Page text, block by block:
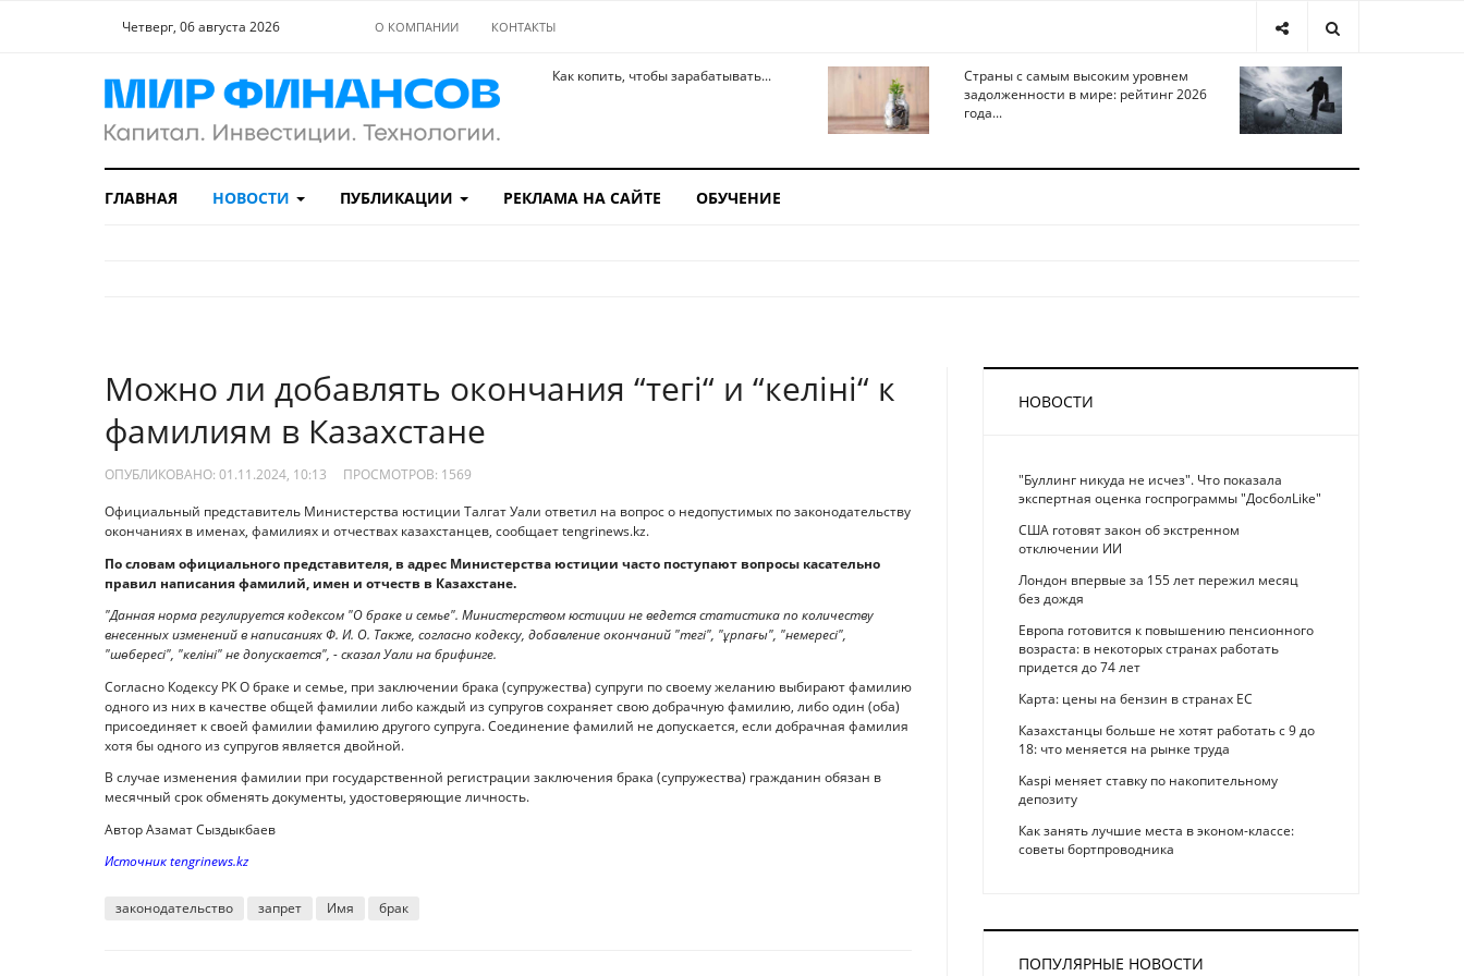
Четверг, 06 августа 2026 О КОМПАНИИ КОНТАКТЫ
Как копить, чтобы зарабатывать...
Страны с самым высоким уровнем
задолженности в мире: рейтинг 2026
года...
ГЛАВНАЯ НОВОСТИ ПУБЛИКАЦИИ РЕКЛАМА НА САЙТЕ ОБУЧЕНИЕ
Можно ли добавлять окончания “тегі“ и “келіні“ к
фамилиям в Казахстане
ОПУБЛИКОВАНО: 01.11.2024, 10:13 ПРОСМОТРОВ: 1569
Официальный представитель Министерства юстиции Талгат Уали ответил на вопрос о недопустимых по законодательству
окончаниях в именах, фамилиях и отчествах казахстанцев, сообщает tengrinews.kz.
По словам официального представителя, в адрес Министерства юстиции часто поступают вопросы касательно
правил написания фамилий, имен и отчеств в Казахстане.
"Данная норма регулируется кодексом "О браке и семье". Министерством юстиции не ведется статистика по количеству
внесенных изменений в написаниях Ф. И. О. Также, согласно кодексу, добавление окончаний "тегі", "ұрпағы", "немересі",
"шөбересі", "келіні" не допускается", - сказал Уали на брифинге.
Согласно Кодексу РК О браке и семье, при заключении брака (супружества) супруги по своему желанию выбирают фамилию
одного из них в качестве общей фамилии либо каждый из супругов сохраняет свою добрачную фамилию, либо один (оба)
присоединяет к своей фамилии фамилию другого супруга. Соединение фамилий не допускается, если добрачная фамилия
хотя бы одного из супругов является двойной.
В случае изменения фамилии при государственной регистрации заключения брака (супружества) гражданин обязан в
месячный срок обменять документы, удостоверяющие личность.
Автор Азамат Сыздыкбаев
Источник tengrinews.kz
законодательство запрет Имя брак
НОВОСТИ
"Буллинг никуда не исчез". Что показала
экспертная оценка госпрограммы "ДосболLike"
США готовят закон об экстренном
отключении ИИ
Лондон впервые за 155 лет пережил месяц
без дождя
Европа готовится к повышению пенсионного
возраста: в некоторых странах работать
придется до 74 лет
Карта: цены на бензин в странах ЕС
Казахстанцы больше не хотят работать с 9 до
18: что меняется на рынке труда
Kaspi меняет ставку по накопительному
депозиту
Как занять лучшие места в эконом-классе:
советы бортпроводника
ПОПУЛЯРНЫЕ НОВОСТИ